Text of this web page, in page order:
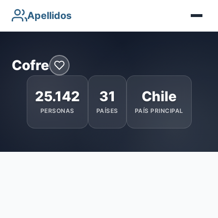
Apellidos
Cofre
25.142
PERSONAS
31
PAÍSES
Chile
PAÍS PRINCIPAL